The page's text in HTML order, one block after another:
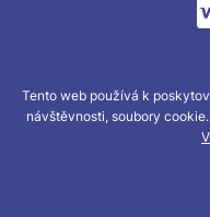
Tento web používá k
návštěvnosti, soubory